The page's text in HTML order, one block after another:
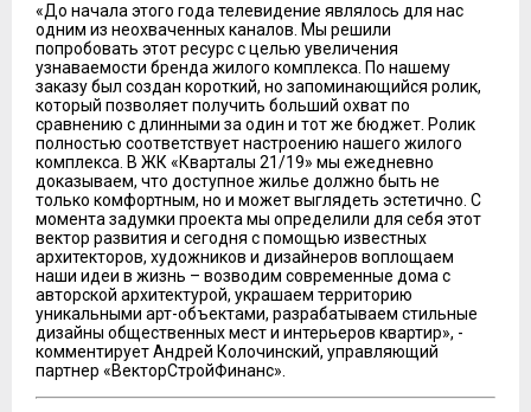
«До начала этого года телевидение являлось для нас
одним из неохваченных каналов. Мы решили
попробовать этот ресурс с целью увеличения
узнаваемости бренда жилого комплекса. По нашему
заказу был создан короткий, но запоминающийся ролик,
который позволяет получить больший охват по
сравнению с длинными за один и тот же бюджет. Ролик
полностью соответствует настроению нашего жилого
комплекса. В ЖК «Кварталы 21/19» мы ежедневно
доказываем, что доступное жилье должно быть не
только комфортным, но и может выглядеть эстетично. С
момента задумки проекта мы определили для себя этот
вектор развития и сегодня с помощью известных
архитекторов, художников и дизайнеров воплощаем
наши идеи в жизнь – возводим современные дома с
авторской архитектурой, украшаем территорию
уникальными арт-объектами, разрабатываем стильные
дизайны общественных мест и интерьеров квартир», -
комментирует Андрей Колочинский, управляющий
партнер «ВекторСтройФинанс».